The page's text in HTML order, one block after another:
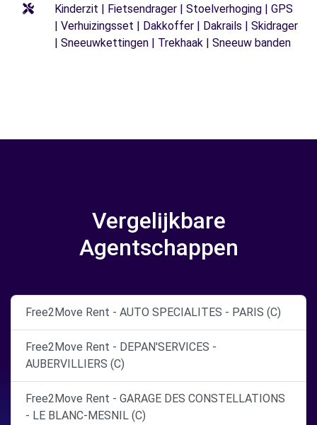
Kinderzit | Fietsendrager | Stoelverhoging | GPS
| Verhuizingsset | Dakkoffer | Dakrails | Skidrager
| Sneeuwkettingen | Trekhaak | Sneeuw banden
Vergelijkbare
Agentschappen
Free2Move Rent - AUTO SPECIALITES - PARIS (C)
Free2Move Rent - DEPAN'SERVICES -
AUBERVILLIERS (C)
Free2Move Rent - GARAGE DES CONSTELLATIONS
- LE BLANC-MESNIL (C)